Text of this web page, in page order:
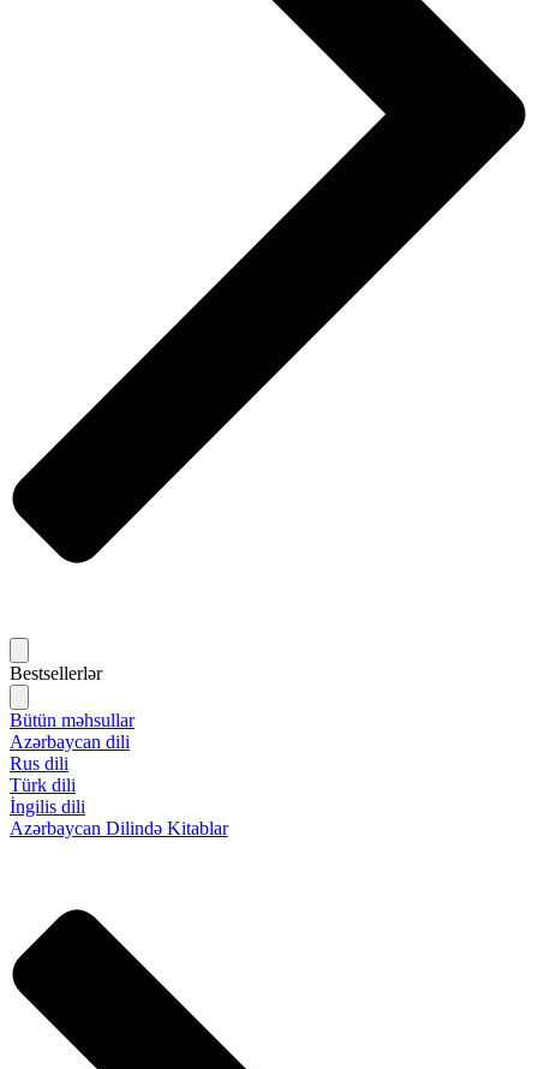
Bestsellerlər
Bütün məhsullar
Azərbaycan dili
Rus dili
Türk dili
İngilis dili
Azərbaycan Dilində Kitablar